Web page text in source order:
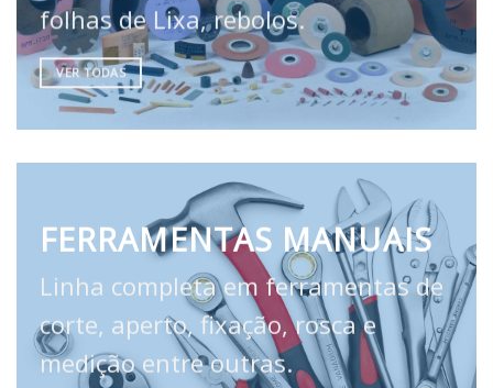
folhas de Lixa, rebolos.
VER TODAS
FERRAMENTAS MANUAIS
Linha completa em ferramentas de
corte, aperto, fixação, rosca e
medição entre outras.